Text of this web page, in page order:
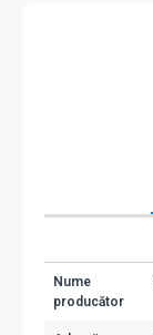
Nume
producător